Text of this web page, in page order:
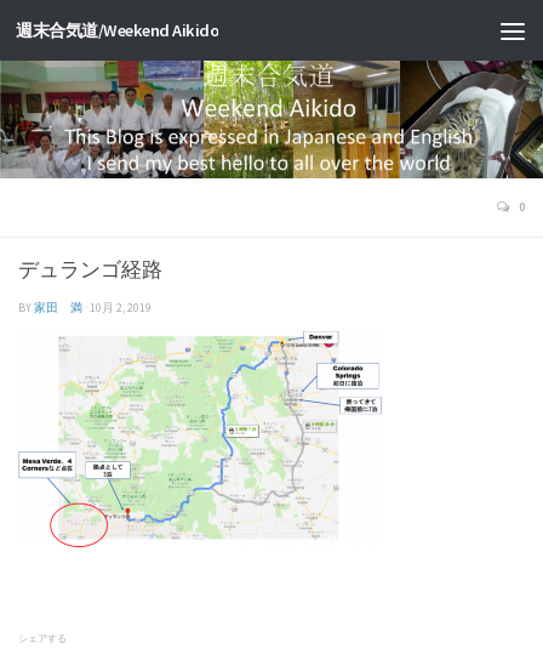
週末合気道/Weekend Aikido
0
デュランゴ経路
BY家田 満 · 10月 2, 2019
シェアする